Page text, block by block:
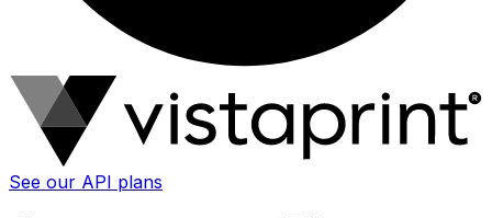
See our API plans